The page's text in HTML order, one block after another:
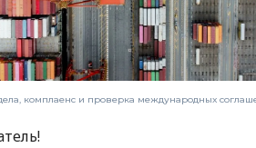
комплаенс и проверка международных